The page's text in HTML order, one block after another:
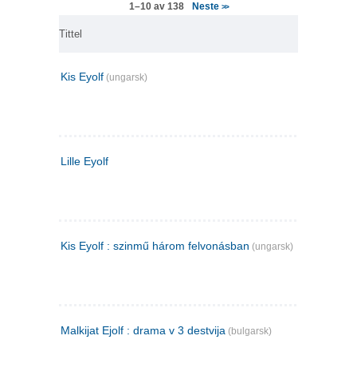
1–10 av 138 Neste >>
Tittel
Kis Eyolf (ungarsk)
Lille Eyolf
Kis Eyolf : szinmű három felvonásban (ungarsk)
Malkijat Ejolf : drama v 3 destvija (bulgarsk)